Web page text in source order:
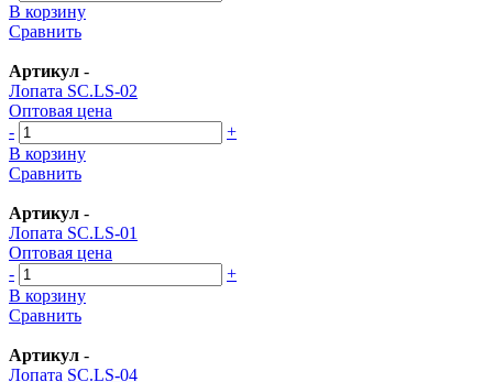
В корзину
Сравнить
Артикул -
Лопата SC.LS-02
Оптовая цена
-
+
В корзину
Сравнить
Артикул -
Лопата SC.LS-01
Оптовая цена
-
+
В корзину
Сравнить
Артикул -
Лопата SC.LS-04